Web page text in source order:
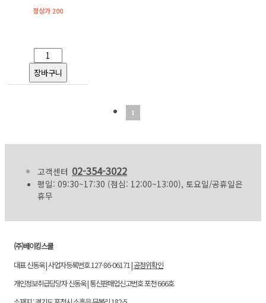
정상가 200
1
고객센터 02-354-3022
평일: 09:30~17:30 (점심: 12:00~13:00), 토요일/공휴일은
휴무
(주)베이킹스쿨
대표 신동욱 | 사업자등록번호 127-86-06171 |공정위확인
개인정보취급담당자 신동욱 | 통신판매업신고번호 포천 666호